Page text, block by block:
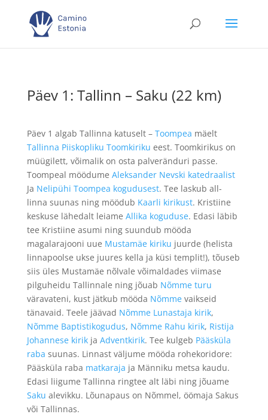
Päev 1: Tallinn – Saku (22 km)
Päev 1 algab Tallinna katuselt – Toompea mäelt
Tallinna Piiskopliku Toomkiriku eest. Toomkirikus on
müügilett, võimalik on osta palveränduri passe.
Toompeal möödume Aleksander Nevski katedraalist
Ja Nelipühi Toompea kogudusest. Tee laskub all-
linna suunas ning möödub Kaarli kirikust. Kristiine
keskuse lähedalt leiame Allika koguduse. Edasi läbib
tee Kristiine asumi ning suundub mööda
magalarajooni uue Mustamäe kiriku juurde (helista
linnapoolse ukse juures kella ja küsi templit!), tõuseb
siis üles Mustamäe nõlvale võimaldades viimase
pilguheidu Tallinnale ning jõuab Nõmme turu
väravateni, kust jätkub mööda Nõmmevaikseid
tänavaid. Teele jäävad Nõmme Lunastaja kirik,
Nõmme Baptistikogudus, Nõmme Rahu kirik, Ristija
Johannese kirikja Adventkirik. Tee kulgeb Pääsküla
raba suunas. Linnast väljume mööda rohekoridore:
Pääsküla raba matkaraja ja Männiku metsa kaudu.
Edasi liigume Tallinna ringtee alt läbi ning jõuame
Saku alevikku. Lõunapaus on Nõmmel, öömaja Sakus
või Tallinnas.